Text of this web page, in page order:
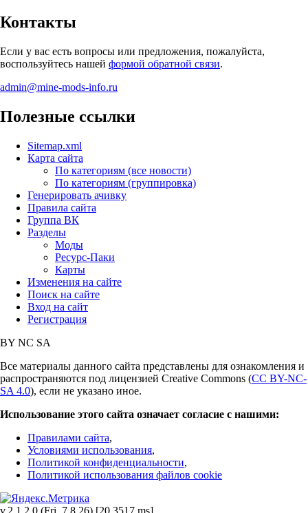
Контакты
Если у вас есть вопросы или предложения, пожалуйста,
воспользуйтесь нашей формой обратной связи.
admin@mine-mods-info.ru
Полезные ссылки
Sitemap.xml
Карта сайта
По категориям (все новости)
По категориям (группировка)
Генерировать ачивку
Правила сайта
Группа ВК
Разделы
Моды
Ресурс-Паки
Карты
Изменения на сайте
Поиск на сайте
Вход на сайт
Регистрация
BY NC SA
Все материалы данного сайта представлены для ознакомления и
распространяются под лицензией Creative Commons (CC BY-NC-
SA 4.0), если не указано иное.
Использование этого сайта означает согласие с нашими:
Правилами сайта,
Условиями использования,
Политикой конфиденциальности,
Политикой использования файлов cookie
v.2.1.2.0 (Fri, 7.8.26) [20.3517 ms]